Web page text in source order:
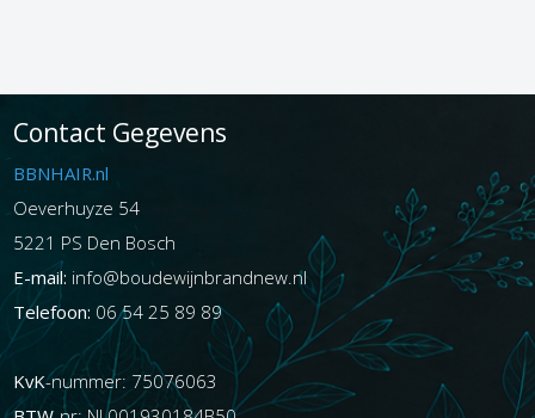
Contact Gegevens
BBNHAIR.nl
Oeverhuyze 54
5221 PS Den Bosch
E-mail: info@boudewijnbrandnew.nl
Telefoon: 06 54 25 89 89
KvK-nummer: 75076063